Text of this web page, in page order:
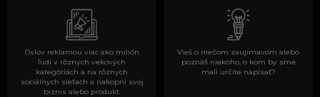
Oslov reklamou viac ako milión
ľudí v rôznych vekových
kategóriách a na rôznych
sociálnych sieťach a nakopni svoj
biznis alebo produkt.
Vieš o niečom zaujímavom alebo
poznáš niekoho, o kom by sme
mali určite napísať?